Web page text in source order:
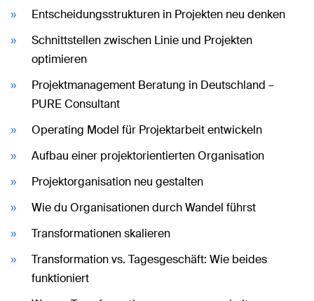
Entscheidungsstrukturen in Projekten neu denken
Schnittstellen zwischen Linie und Projekten
optimieren
Projektmanagement Beratung in Deutschland –
PURE Consultant
Operating Model für Projektarbeit entwickeln
Aufbau einer projektorientierten Organisation
Projektorganisation neu gestalten
Wie du Organisationen durch Wandel führst
Transformationen skalieren
Transformation vs. Tagesgeschäft: Wie beides
funktioniert